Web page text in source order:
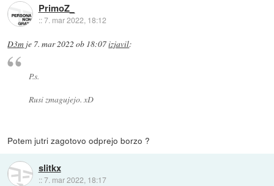
PrimoZ_
::7. mar 2022, 18:12
D3m je 7. mar 2022 ob 18:07izjavil:
P.s.
Rusi zmagujejo. xD
Potem jutri zagotovo odprejo borzo ?
slitkx
::7. mar 2022, 18:17